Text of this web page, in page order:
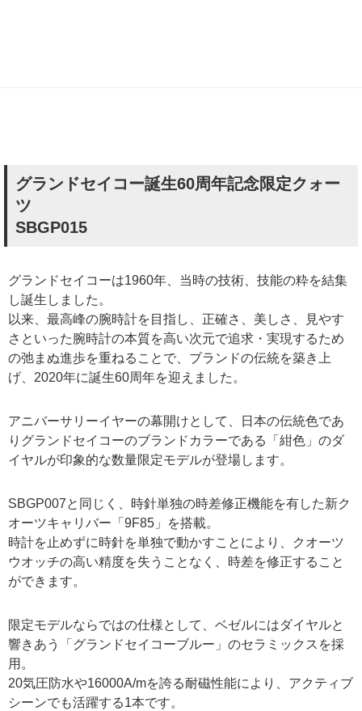
グランドセイコー誕生60周年記念限定クォー
ツ
SBGP015
グランドセイコーは1960年、当時の技術、技能の粋を結集
し誕生しました。
以来、最高峰の腕時計を目指し、正確さ、美しさ、見やす
さといった腕時計の本質を高い次元で追求・実現するため
の弛まぬ進歩を重ねることで、ブランドの伝統を築き上
げ、2020年に誕生60周年を迎えました。
アニバーサリーイヤーの幕開けとして、日本の伝統色であ
りグランドセイコーのブランドカラーである「紺色」のダ
イヤルが印象的な数量限定モデルが登場します。
SBGP007と同じく、時針単独の時差修正機能を有した新ク
オーツキャリバー「9F85」を搭載。
時計を止めずに時針を単独で動かすことにより、クオーツ
ウオッチの高い精度を失うことなく、時差を修正すること
ができます。
限定モデルならではの仕様として、ベゼルにはダイヤルと
響きあう「グランドセイコーブルー」のセラミックスを採
用。
20気圧防水や16000A/mを誇る耐磁性能により、アクティブ
シーンでも活躍する1本です。